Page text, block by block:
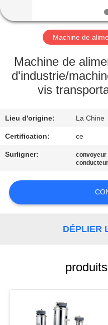
DE
NOUS
VISITE
D'USINE
DE
QUALITÉ
NOUS
CITATION
Machine de
Machine de
d'industrie/
vis
Lieu d'origine: La Chine
Certification: ce
Surligner: convoyeur
DÉPLIER